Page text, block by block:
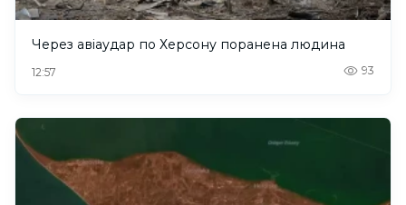
Через авіаудар по Херсону поранена людина
12:57 93